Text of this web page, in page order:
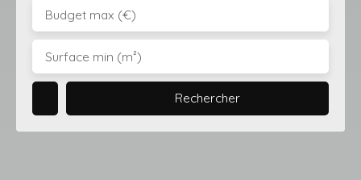
Budget max (€)
Surface min (m²)
Rechercher